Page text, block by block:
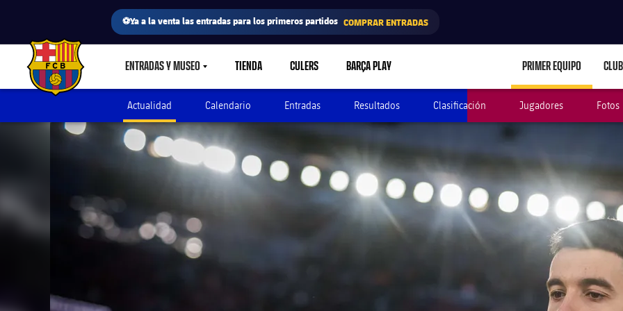
⚽Ya a la venta las entradas para los primeros partidos COMPRAR ENTRADAS
FC Barcelona club badge ENTRADAS Y MUSEOLABEL.SHARE.CARETDOWN
TIENDA CULERS BARÇA PLAY PRIMER EQUIPO CLUB
Actualidad Calendario Entradas Resultados Clasificación Jugadores Fotos